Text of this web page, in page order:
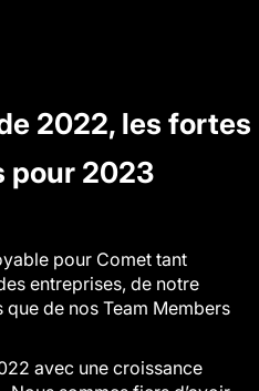
2022, les fortes
pour 2023
pour Comet tant
entreprises, de notre
de nos Team Members
avec une croissance